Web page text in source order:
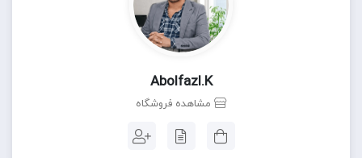
Abolfazl.k
مشاهده فروشگاه